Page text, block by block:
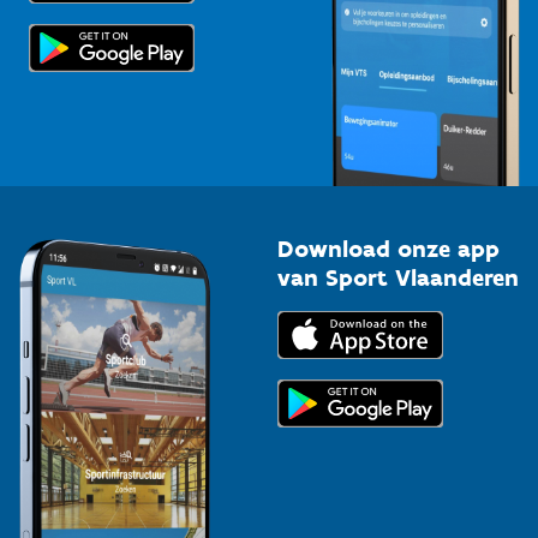
Topsporters
Download onze app
van Sport Vlaanderen